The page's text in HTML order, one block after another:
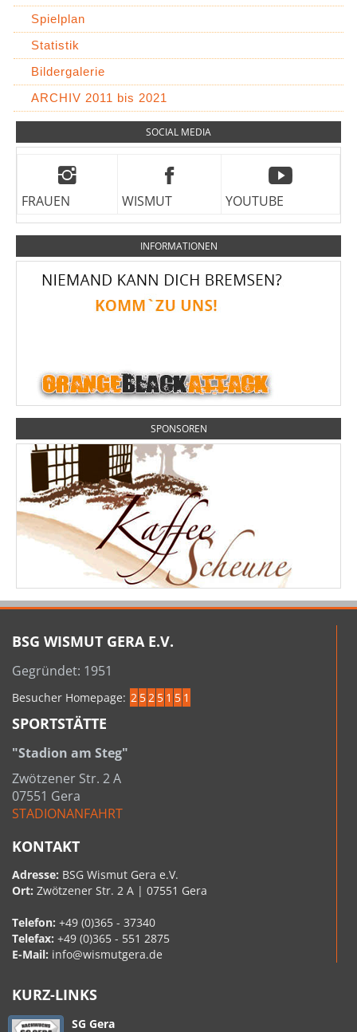
Spielplan
Statistik
Bildergalerie
ARCHIV 2011 bis 2021
SOCIAL MEDIA
FRAUEN WISMUT YOUTUBE
INFORMATIONEN
SPONSOREN
BSG WISMUT GERA E.V.
Gegründet: 1951
Besucher Homepage: 2 52 5 1 5 1
SPORTSTÄTTE
"Stadion am Steg"
Zwötzener Str. 2 A
07551 Gera
STADIONANFAHRT
KONTAKT
Adresse: BSG Wismut Gera e.V.
Ort: Zwötzener Str. 2 A | 07551 Gera
Telefon: +49 (0)365 - 37340
Telefax: +49 (0)365 - 551 2875
E-Mail: info@wismutgera.de
KURZ-LINKS
SG Gera